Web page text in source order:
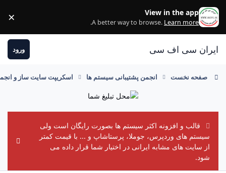
رفتن به مطلب
View in the app
A better way to browse. Learn more
.
×
ایران سی اف سی ورود
صفحه نخست انجمن پشتیبانی سیستم ها اسکریپت سایت ساز و
قالب و افزونه اکثر سیستم ها بصورت رایگان است ولی
سیستم های وردپرس، جوملا، پرستاشاپ و ... با قیمت کمتر
از سایت های مشابه ایرانی در اختیار شما قرار داده می
شود.